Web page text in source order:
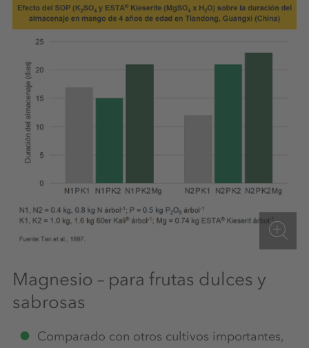
Magnesio – para frutas dulces y
sabrosas
Comparado con otros cultivos importantes,